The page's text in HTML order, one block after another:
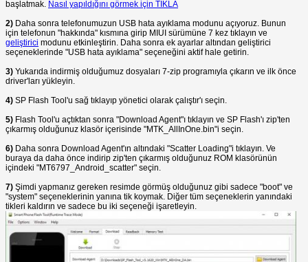
başlatmak. Nasıl yapıldığını görmek için TIKLA
2) Daha sonra telefonumuzun USB hata ayıklama modunu açıyoruz. Bunun
için telefonun "hakkında" kısmına girip MIUI sürümüne 7 kez tıklayın ve
geliştirici modunu etkinleştirin. Daha sonra ek ayarlar altından geliştirici
seçeneklerinde "USB hata ayıklama" seçeneğini aktif hale getirin.
3) Yukarıda indirmiş olduğumuz dosyaları 7-zip programıyla çıkarın ve ilk önce
driver'ları yükleyin.
4) SP Flash Tool'u sağ tıklayıp yönetici olarak çalıştır'ı seçin.
5) Flash Tool'u açtıktan sonra "Download Agent"ı tıklayın ve SP Flash'ı zip'ten
çıkarmış olduğunuz klasör içerisinde "MTK_AllInOne.bin"i seçin.
6) Daha sonra Download Agent'ın altındaki "Scatter Loading"i tıklayın. Ve
buraya da daha önce indirip zip'ten çıkarmış olduğunuz ROM klasörünün
içindeki "MT6797_Android_scatter" seçin.
7) Şimdi yapmanız gereken resimde görmüş olduğunuz gibi sadece "boot" ve
"system" seçeneklerinin yanına tik koymak. Diğer tüm seçeneklerin yanındaki
tikleri kaldırın ve sadece bu iki seçeneği işaretleyin.